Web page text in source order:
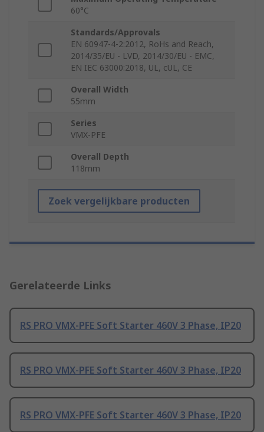
60°C
Standards/Approvals
EN 60947-4-2:2012, RoHs and Reach,
2014/35/EU - LVD, 2014/30/EU - EMC,
EN IEC 63000:2018, UL, cUL, CE
Overall Width
55mm
Series
VMX-PFE
Overall Depth
118mm
Zoek vergelijkbare producten
Gerelateerde Links
RS PRO VMX-PFE Soft Starter 460V 3 Phase, IP20
RS PRO VMX-PFE Soft Starter 460V 3 Phase, IP20
RS PRO VMX-PFE Soft Starter 460V 3 Phase, IP20